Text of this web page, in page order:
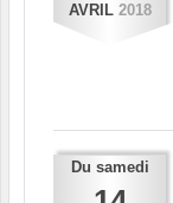
AVRIL 2018
Du samedi